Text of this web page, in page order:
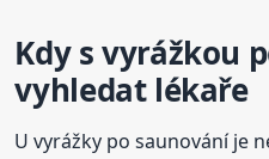
Kdy s vyrážkou
vyhledat lékaře
U vyrážky po saunování je